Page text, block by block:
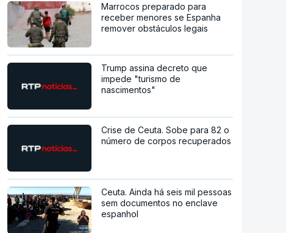
Marrocos preparado para
receber menores se Espanha
remover obstáculos legais
Trump assina decreto que
impede "turismo de
nascimentos"
Crise de Ceuta. Sobe para 82 o
número de corpos recuperados
Ceuta. Ainda há seis mil pessoas
sem documentos no enclave
espanhol